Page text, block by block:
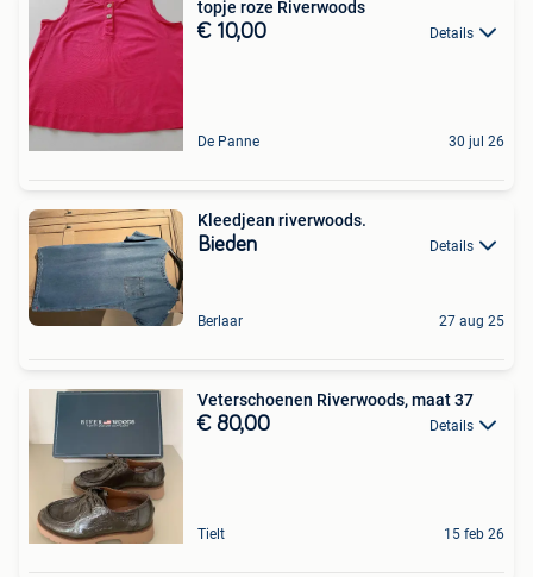
topje roze Riverwoods
€ 10,00 Details
De Panne 30 jul 26
Kleedjean riverwoods.
Bieden Details
Berlaar 27 aug 25
Veterschoenen Riverwoods, maat 37
€ 80,00 Details
Tielt 15 feb 26